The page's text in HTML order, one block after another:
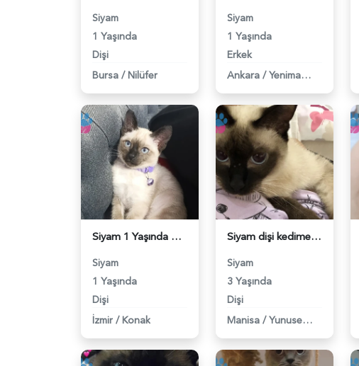
Siyam
1 Yaşında
Dişi
Bursa / Nilüfer
Siyam
1 Yaşında
Erkek
Ankara / Yenimahalle
Siyam 1 Yaşında Safkan Kedime Eş Arıyorum - 118984225
Siyam
1 Yaşında
Dişi
İzmir / Konak
Siyam dişi kedime eş arıyorum - 118983924
Siyam
3 Yaşında
Dişi
Manisa / Yunusemre